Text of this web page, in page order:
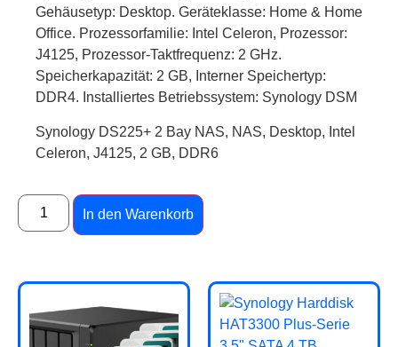
Gehäusetyp: Desktop. Geräteklasse: Home & Home
Office. Prozessorfamilie: Intel Celeron, Prozessor:
J4125, Prozessor-Taktfrequenz: 2 GHz.
Speicherkapazität: 2 GB, Interner Speichertyp:
DDR4. Installiertes Betriebssystem: Synology DSM
Synology DS225+ 2 Bay NAS, NAS, Desktop, Intel
Celeron, J4125, 2 GB, DDR6
In den Warenkorb